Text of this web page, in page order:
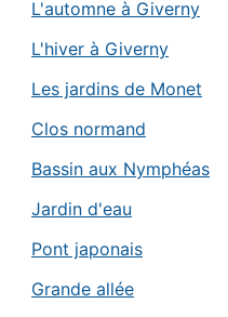
L'automne à Giverny
L'hiver à Giverny
Les jardins de Monet
Clos normand
Bassin aux Nymphéas
Jardin d'eau
Pont japonais
Grande allée